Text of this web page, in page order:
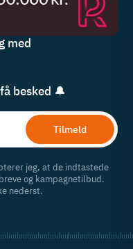
med
besked 🔔
Tilmeld
jeg, at de indtastede
og kampagnetilbud.
nederst.